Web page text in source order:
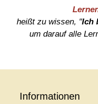
heißt zu wissen, "Ich
um darauf alle
Informationen